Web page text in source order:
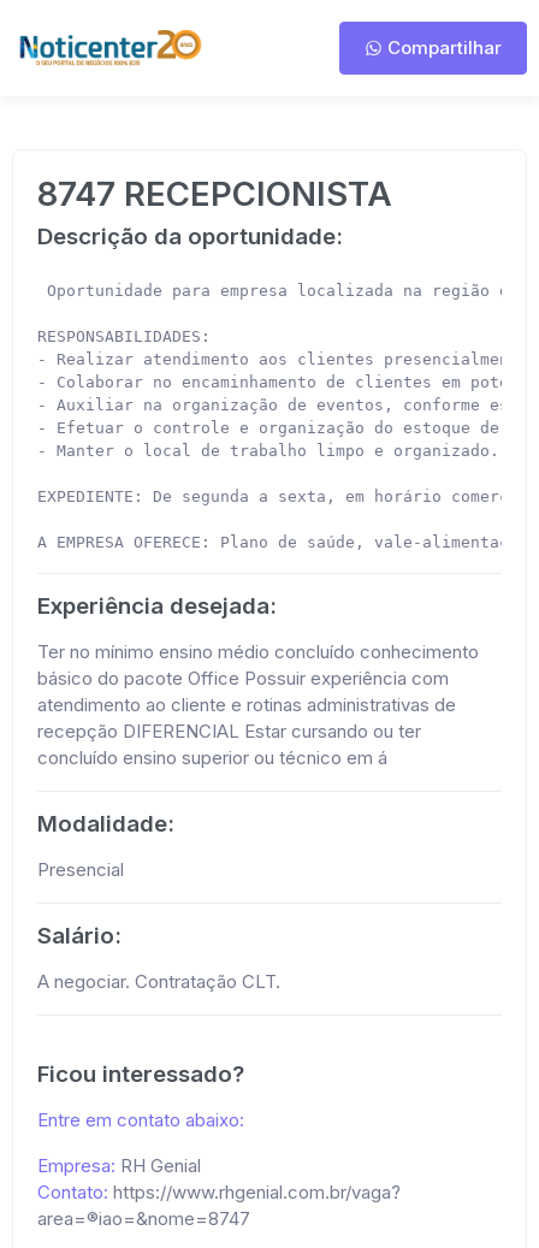
Compartilhar
8747 RECEPCIONISTA
Descrição da oportunidade:
Oportunidade para empresa localizada na região do
RESPONSABILIDADES:
- Realizar atendimento aos clientes
- Colaborar no encaminhamento de clientes em
- Auxiliar na organização de eventos, conforme
- Efetuar o controle e organização do estoque de
- Manter o local de trabalho limpo e organizado.
EXPEDIENTE: De segunda a sexta, em horário
A EMPRESA OFERECE: Plano de saúde, vale-
Experiência desejada:
Ter no mínimo ensino médio concluído conhecimento
básico do pacote Office Possuir experiência com
atendimento ao cliente e rotinas administrativas de
recepção DIFERENCIAL Estar cursando ou ter
concluído ensino superior ou técnico em á
Modalidade:
Presencial
Salário:
A negociar. Contratação CLT.
Ficou interessado?
Entre em contato abaixo:
Empresa: RH Genial
Contato: https://www.rhgenial.com.br/vaga?
area=®iao=&nome=8747